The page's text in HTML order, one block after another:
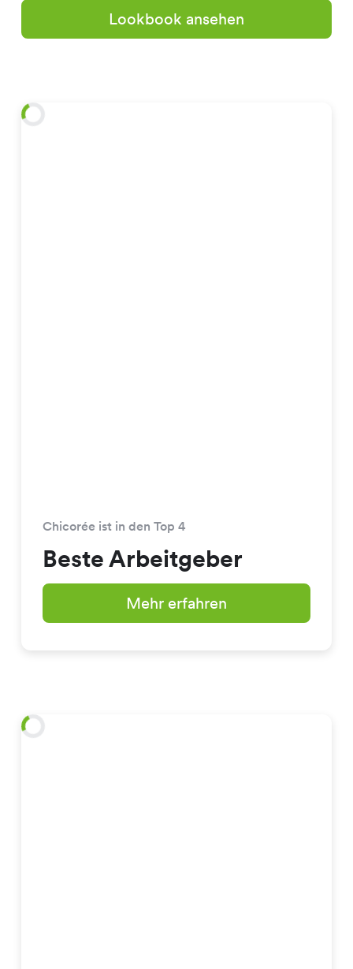
Lookbook ansehen
Chicorée ist in den Top 4
Beste Arbeitgeber
Mehr erfahren